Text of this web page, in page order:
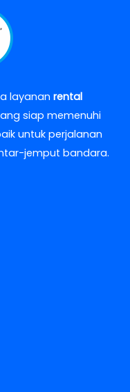
layanan rental
siap memenuhi
untuk perjalanan
jemput bandara.